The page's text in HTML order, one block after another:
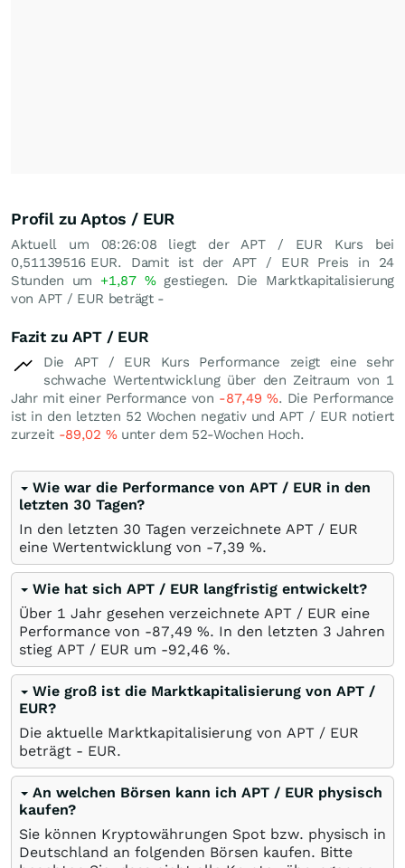
Profil zu Aptos / EUR
Aktuell um 08:26:08 liegt der APT / EUR Kurs bei
0,51139516 EUR. Damit ist der APT / EUR Preis in 24
Stunden um +1,87 %gestiegen. Die Marktkapitalisierung
von APT / EUR beträgt -
Fazit zu APT / EUR
Die APT / EUR Kurs Performance zeigt eine sehr
schwache Wertentwicklung über den Zeitraum von 1
Jahr mit einer Performance von -87,49 %. Die Performance
ist in den letzten 52 Wochen negativ und APT / EUR notiert
zurzeit -89,02 %unter dem 52-Wochen Hoch.
Wie war die Performance von APT / EUR in den
letzten 30 Tagen?
In den letzten 30 Tagen verzeichnete APT / EUR
eine Wertentwicklung von -7,39 %.
Wie hat sich APT / EUR langfristig entwickelt?
Über 1 Jahr gesehen verzeichnete APT / EUR eine
Performance von -87,49 %. In den letzten 3 Jahren
stieg APT / EUR um -92,46 %.
Wie groß ist die Marktkapitalisierung von APT /
EUR?
Die aktuelle Marktkapitalisierung von APT / EUR
beträgt - EUR.
An welchen Börsen kann ich APT / EUR physisch
kaufen?
Sie können Kryptowährungen Spot bzw. physisch in
Deutschland an folgenden Börsen kaufen. Bitte